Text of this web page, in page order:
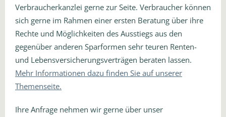
Verbraucherkanzlei gerne zur Seite. Verbraucher können
sich gerne im Rahmen einer ersten Beratung über ihre
Rechte und Möglichkeiten des Ausstiegs aus den
gegenüber anderen Sparformen sehr teuren Renten-
und Lebensversicherungsverträgen beraten lassen.
Mehr Informationen dazu finden Sie auf unserer
Themenseite.
Ihre Anfrage nehmen wir gerne über unser